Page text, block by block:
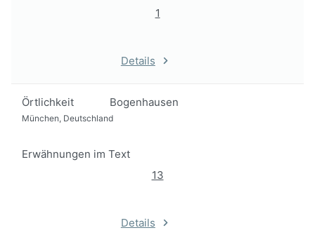
1
Details
Örtlichkeit Bogenhausen
München, Deutschland
Erwähnungen im Text
13
Details